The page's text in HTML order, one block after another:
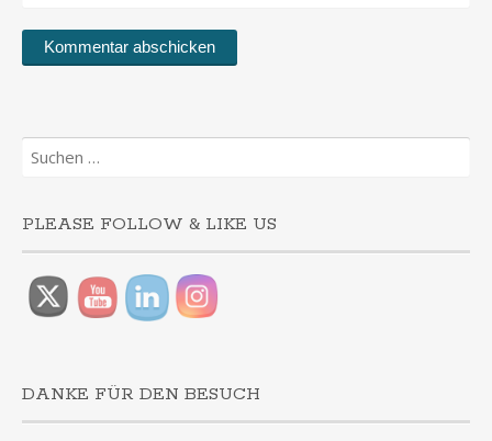
Suchen
nach:
PLEASE FOLLOW & LIKE US
DANKE FÜR DEN BESUCH